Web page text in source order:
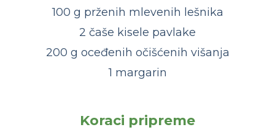
100 g prženih mlevenih lešnika
2 čaše kisele pavlake
200 g oceđenih očišćenih višanja
1 margarin
Koraci pripreme